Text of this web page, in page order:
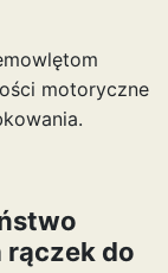
motoryczne
rączek do